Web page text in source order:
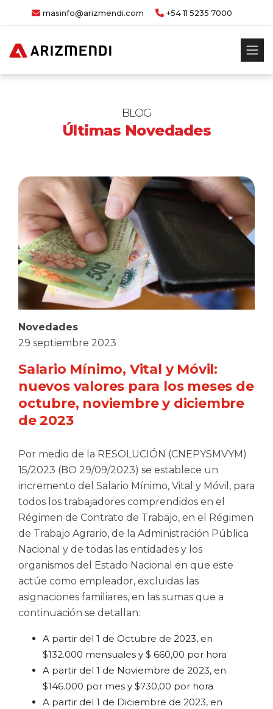
masinfo@arizmendi.com +54 11 5235 7000
BLOG
Últimas Novedades
Novedades
29 septiembre 2023
Salario Mínimo, Vital y Móvil:
nuevos valores para los meses de
octubre, noviembre y diciembre
de 2023
Por medio de la RESOLUCIÓN (CNEPYSMVYM)
15/2023 (BO 29/09/2023) se establece un
incremento del Salario Mínimo, Vital y Móvil, para
todos los trabajadores comprendidos en el
Régimen de Contrato de Trabajo, en el Régimen
de Trabajo Agrario, de la Administración Pública
Nacional y de todas las entidades y los
organismos del Estado Nacional en que este
actúe como empleador, excluidas las
asignaciones familiares, en las sumas que a
continuación se detallan:
A partir del 1 de Octubre de 2023, en
$132.000 mensuales y $ 660,00 por hora
A partir del 1 de Noviembre de 2023, en
$146.000 por mes y $730,00 por hora
A partir del 1 de Diciembre de 2023, en